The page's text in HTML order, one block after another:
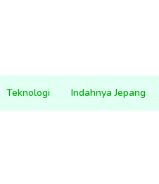
Teknologi Indahnya Jepang